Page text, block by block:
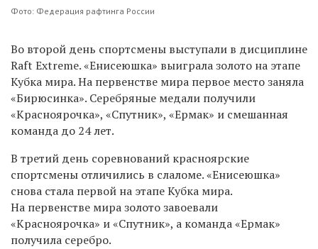
Фото: Федерация рафтинга России
Во второй день спортсмены выступали в дисциплине
Raft Extreme. «Енисеюшка» выиграла золото на этапе
Кубка мира. На первенстве мира первое место заняла
«Бирюсинка». Серебряные медали получили
«Красноярочка», «Спутник», «Ермак» и смешанная
команда до 24 лет.
В третий день соревнований красноярские
спортсмены отличились в слаломе. «Енисеюшка»
снова стала первой на этапе Кубка мира.
На первенстве мира золото завоевали
«Красноярочка» и «Спутник», а команда «Ермак»
получила серебро.